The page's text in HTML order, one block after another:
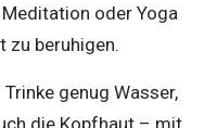
oder Yoga
zu beruhigen.
Trinke genug Wasser,